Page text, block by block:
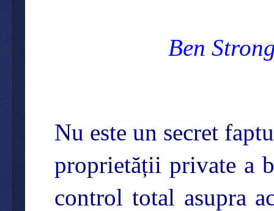
Ben
Nu este un secret
proprietății private a
control total asupra